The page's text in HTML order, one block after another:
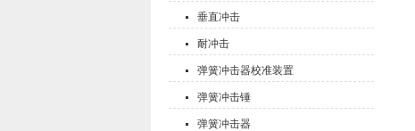
垂直冲击
耐冲击
弹簧冲击器校准装置
弹簧冲击锤
弹簧冲击器